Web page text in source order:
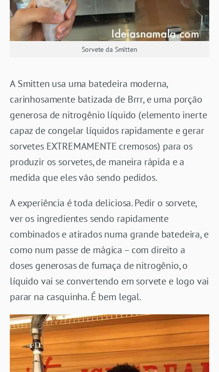
Sorvete da Smitten
A Smitten usa uma batedeira moderna,
carinhosamente batizada de Brrr, e uma porção
generosa de nitrogênio líquido (elemento inerte
capaz de congelar líquidos rapidamente e gerar
sorvetes EXTREMAMENTE cremosos) para os
produzir os sorvetes, de maneira rápida e a
medida que eles vão sendo pedidos.
A experiência é toda deliciosa. Pedir o sorvete,
ver os ingredientes sendo rapidamente
combinados e atirados numa grande batedeira, e
como num passe de mágica – com direito a
doses generosas de fumaça de nitrogênio, o
líquido vai se convertendo em sorvete e logo vai
parar na casquinha. É bem legal.